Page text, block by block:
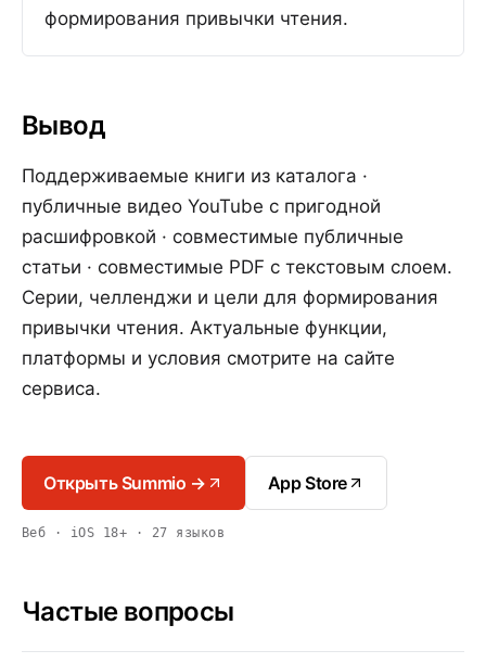
формирования привычки чтения.
Вывод
Поддерживаемые книги из каталога ·
публичные видео YouTube с пригодной
расшифровкой · совместимые публичные
статьи · совместимые PDF с текстовым слоем.
Серии, челленджи и цели для формирования
привычки чтения. Актуальные функции,
платформы и условия смотрите на сайте
сервиса.
Открыть Summio → App Store
Веб · iOS 18+ · 27 языков
Частые вопросы